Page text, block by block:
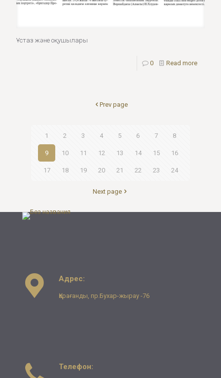
Ұстаз және оқушылары
0 Read more
Prev page
1 2 3 4 5 6 7 8
9 10 11 12 13 14 15 16
17 18 19 20 21 22 23 24
Next page
Адрес:
Қарағанды, пр.Бухар-жырау -76
Телефон: